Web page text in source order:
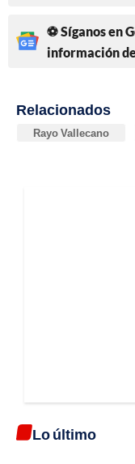
⚽ Síganos en
información
Relacionados
Rayo Vallecano
Lo último